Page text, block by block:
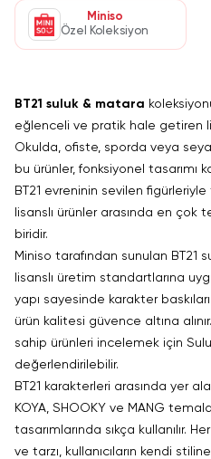
Miniso
Özel Koleksiyon
BT21 suluk & matara
eğlenceli ve pratik hale getiren
Okulda, ofiste, sporda veya
bu ürünler, fonksiyonel tasarımı
BT21 evreninin sevilen
lisanslı ürünlerarasında en çok
biridir.
Miniso tarafından sunulan BT21
lisanslı üretim standartlarına
yapı sayesinde karakter
ürün kalitesi güvence altına
sahip ürünleri incelemek için
değerlendirilebilir.
BT21 karakterleri arasında yer
KOYA, SHOOKY ve MANG
tasarımlarında sıkça kullanılır.
ve tarzı, kullanıcıların kendi